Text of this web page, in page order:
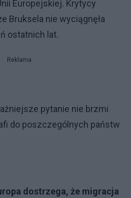
Europejskiej. Krytycy
Bruksela nie wyciągnęła
ostatnich lat.
Reklama
pytanie nie brzmi
do poszczególnych państw
dostrzega, że migracja